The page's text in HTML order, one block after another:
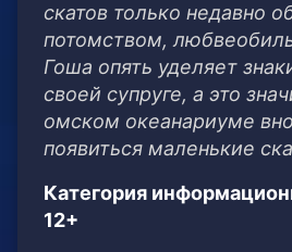
скатов только недавно
потомством,
Гоша опять уделяет
своей супруге, а это
омском океанариуме
появиться маленькие
Категория
12+